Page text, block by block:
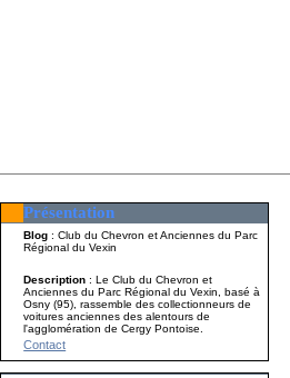
Présentation
Blog : Club du Chevron et Anciennes du Parc
Régional du Vexin
Description: Le Club du Chevron et
Anciennes du Parc Régional du Vexin, basé à
Osny (95), rassemble des collectionneurs de
voitures anciennes des alentours de
l'agglomération de Cergy Pontoise.
Contact